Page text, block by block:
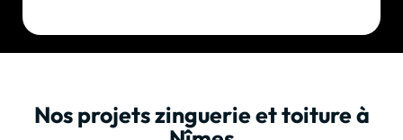
Nos projets zinguerie et toiture à